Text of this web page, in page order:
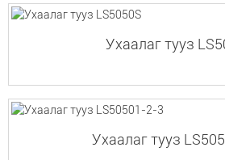
Ухаалаг тууз
Ухаалаг тууз